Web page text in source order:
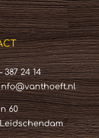
387 24 14
60
Leidschendam